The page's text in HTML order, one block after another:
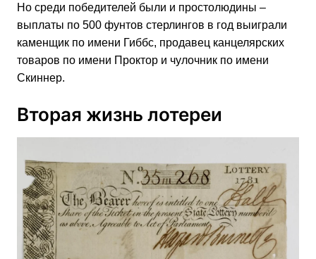
Но среди победителей были и простолюдины –
выплаты по 500 фунтов стерлингов в год выиграли
каменщик по имени Гиббс, продавец канцелярских
товаров по имени Проктор и чулочник по имени
Скиннер.
Вторая жизнь лотереи